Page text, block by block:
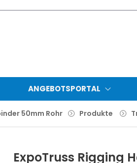
ANGEBOTSPORTAL
50mm Rohr Produkte
ExpoTruss Rigging